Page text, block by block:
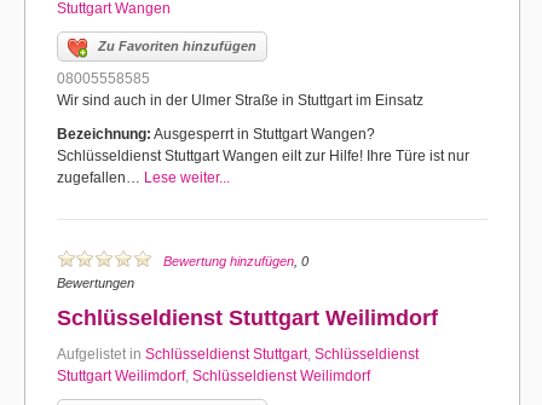
Stuttgart Wangen
Zu Favoriten hinzufügen
08005558585
Wir sind auch in der Ulmer Straße in Stuttgart im Einsatz
Bezeichnung: Ausgesperrt in Stuttgart Wangen?
Schlüsseldienst Stuttgart Wangen eilt zur Hilfe! Ihre Türe ist nur
zugefallen… Lese weiter...
Bewertung hinzufügen , 0
Bewertungen
Schlüsseldienst Stuttgart Weilimdorf
Aufgelistet in Schlüsseldienst Stuttgart, Schlüsseldienst
Stuttgart Weilimdorf, Schlüsseldienst Weilimdorf